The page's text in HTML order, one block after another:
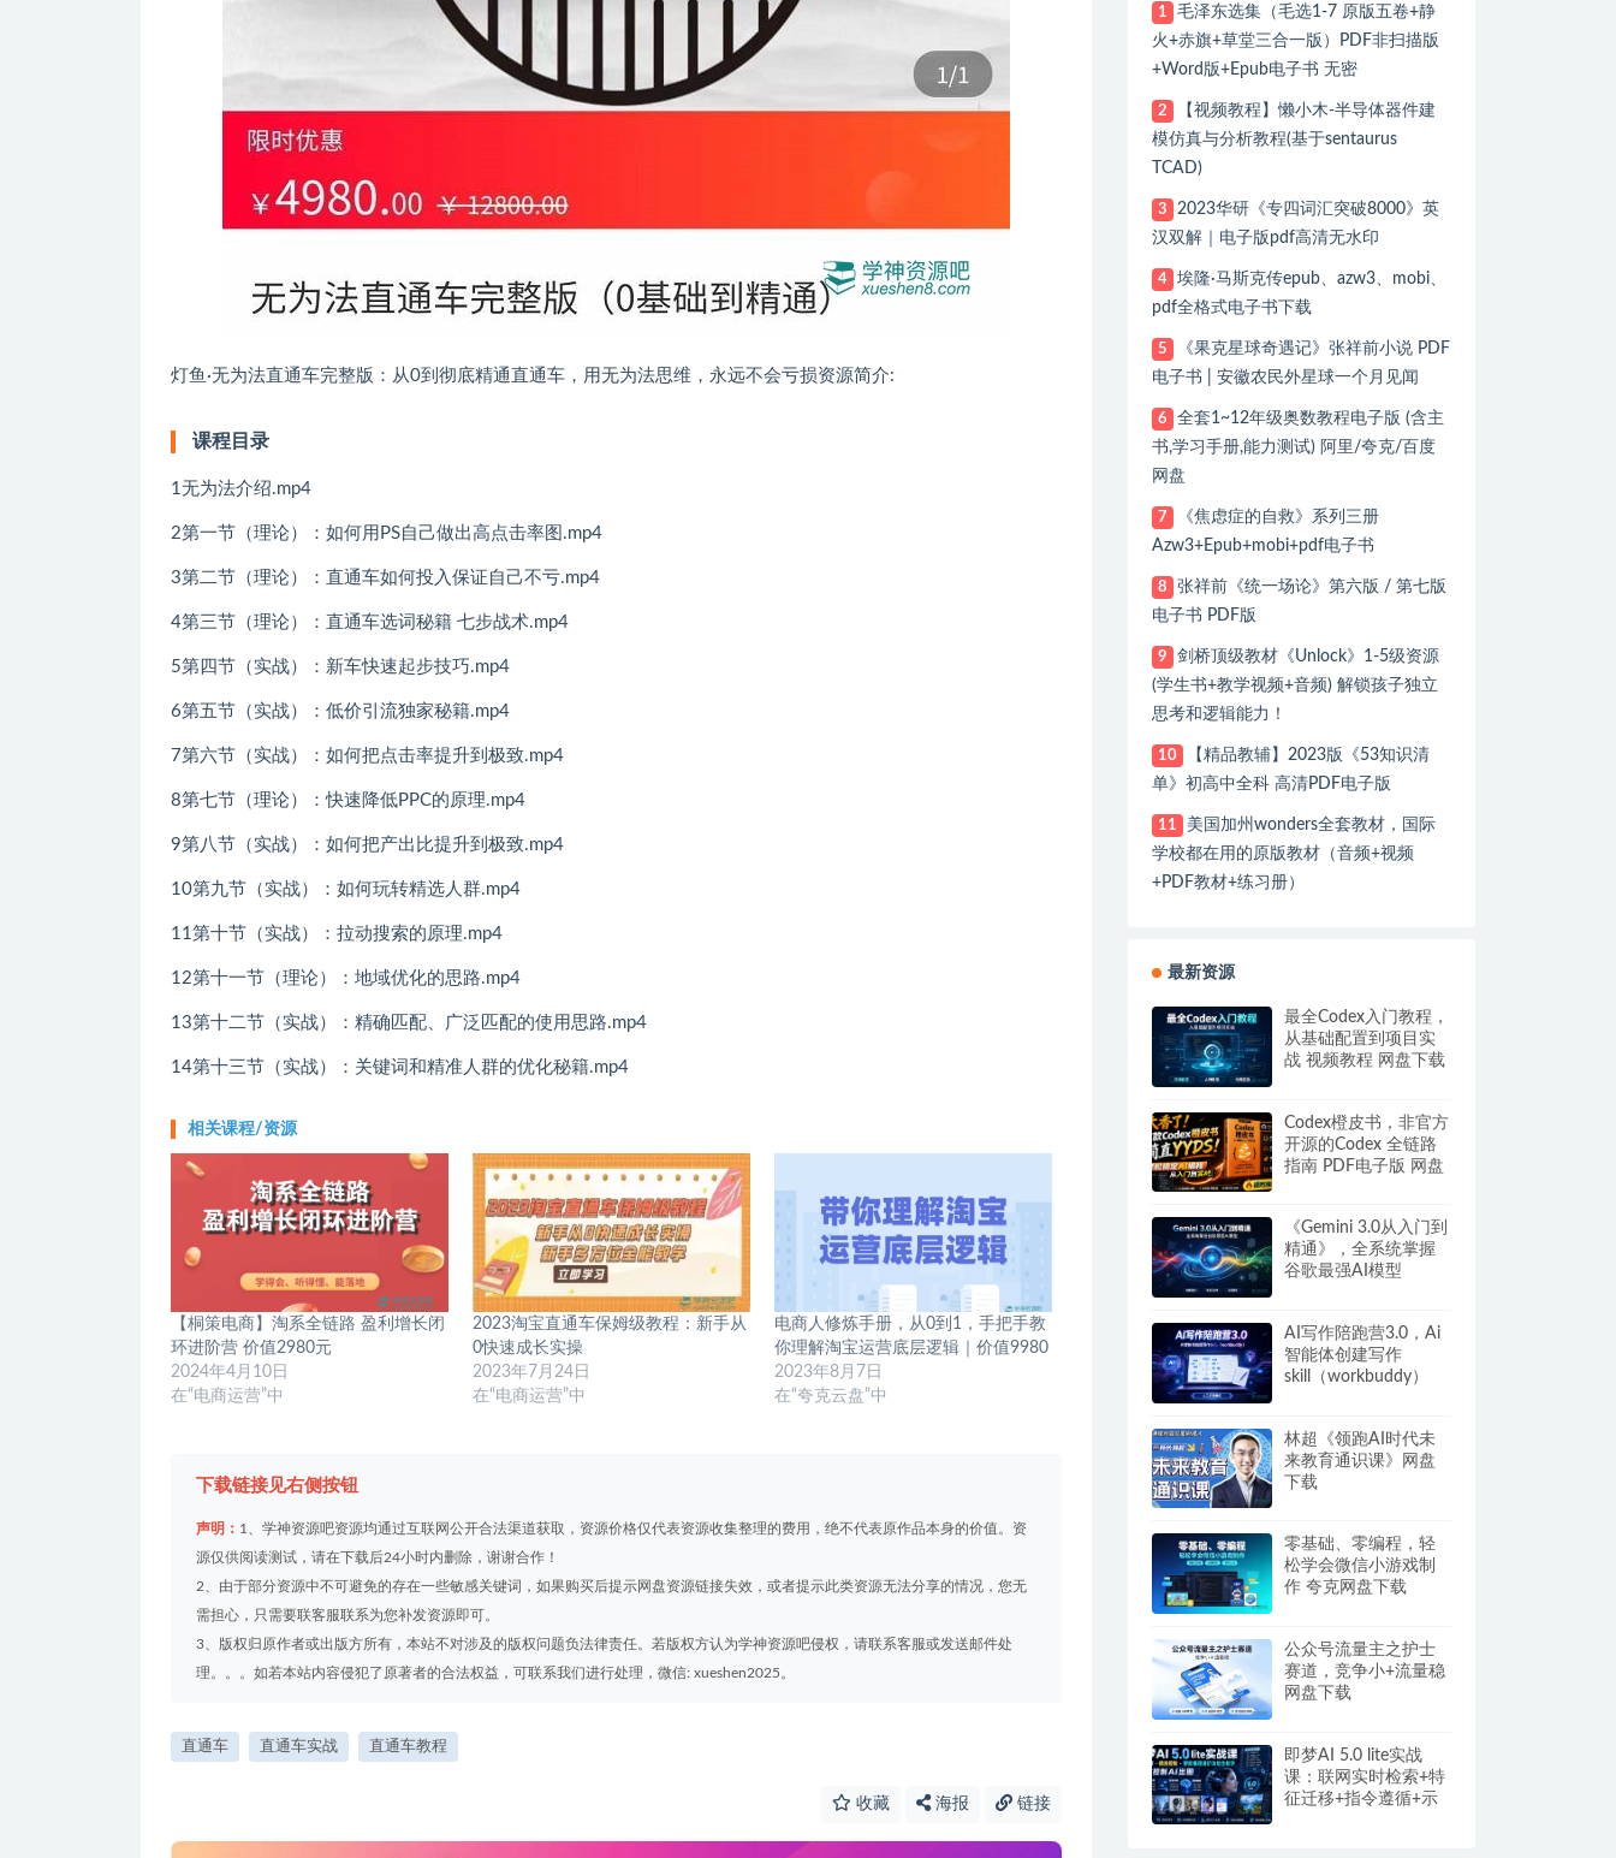
灯鱼·无为法直通车完整版：从0到彻底精通直通车，用无为法思维，永远不会亏损资源简介:
课程目录
1无为法介绍.mp4
2第一节（理论）：如何用PS自己做出高点击率图.mp4
3第二节（理论）：直通车如何投入保证自己不亏.mp4
4第三节（理论）：直通车选词秘籍 七步战术.mp4
5第四节（实战）：新车快速起步技巧.mp4
6第五节（实战）：低价引流独家秘籍.mp4
7第六节（实战）：如何把点击率提升到极致.mp4
8第七节（理论）：快速降低PPC的原理.mp4
9第八节（实战）：如何把产出比提升到极致.mp4
10第九节（实战）：如何玩转精选人群.mp4
11第十节（实战）：拉动搜索的原理.mp4
12第十一节（理论）：地域优化的思路.mp4
13第十二节（实战）：精确匹配、广泛匹配的使用思路.mp4
14第十三节（实战）：关键词和精准人群的优化秘籍.mp4
相关课程/资源
【桐策电商】淘系全链路 盈利增长闭
环进阶营 价值2980元
2024年4月10日
在“电商运营”中
2023淘宝直通车保姆级教程：新手从
0快速成长实操
2023年7月24日
在“电商运营”中
电商人修炼手册，从0到1，手把手教
你理解淘宝运营底层逻辑｜价值9980
2023年8月7日
在“夸克云盘”中
下载链接见右侧按钮
声明： 1、学神资源吧资源均通过互联网公开合法渠道获取，资源价格仅代表资源收集整理的费用，绝不代表原作品本身的价值。资
源仅供阅读测试，请在下载后24小时内删除，谢谢合作！
2、由于部分资源中不可避免的存在一些敏感关键词，如果购买后提示网盘资源链接失效，或者提示此类资源无法分享的情况，您无
需担心，只需要联客服联系为您补发资源即可。
3、版权归原作者或出版方所有，本站不对涉及的版权问题负法律责任。若版权方认为学神资源吧侵权，请联系客服或发送邮件处
理。。。如若本站内容侵犯了原著者的合法权益，可联系我们进行处理，微信: xueshen2025。
直通车 直通车实战 直通车教程
收藏 海报 链接
1
毛泽东选集（毛选1-7 原版五卷+静
火+赤旗+草堂三合一版）PDF非扫描版
+Word版+Epub电子书 无密
2
【视频教程】懒小木-半导体器件建
模仿真与分析教程(基于sentaurus
TCAD)
3
2023华研《专四词汇突破8000》英
汉双解｜电子版pdf高清无水印
4
埃隆·马斯克传epub、azw3、mobi、
pdf全格式电子书下载
5
《果克星球奇遇记》张祥前小说 PDF
电子书 | 安徽农民外星球一个月见闻
6
全套1~12年级奥数教程电子版 (含主
书,学习手册,能力测试) 阿里/夸克/百度
网盘
7
《焦虑症的自救》系列三册
Azw3+Epub+mobi+pdf电子书
8
张祥前《统一场论》第六版 / 第七版
电子书 PDF版
9
剑桥顶级教材《Unlock》1-5级资源
(学生书+教学视频+音频) 解锁孩子独立
思考和逻辑能力！
10
【精品教辅】2023版《53知识清
单》初高中全科 高清PDF电子版
11
美国加州wonders全套教材，国际
学校都在用的原版教材（音频+视频
+PDF教材+练习册）
最新资源
最全Codex入门教程，
从基础配置到项目实
战 视频教程 网盘下载
Codex橙皮书，非官方
开源的Codex 全链路
指南 PDF电子版 网盘
《Gemini 3.0从入门到
精通》，全系统掌握
谷歌最强AI模型
AI写作陪跑营3.0，Ai
智能体创建写作
skill（workbuddy）
林超《领跑AI时代未
来教育通识课》网盘
下载
零基础、零编程，轻
松学会微信小游戏制
作 夸克网盘下载
公众号流量主之护士
赛道，竞争小+流量稳
网盘下载
即梦AI 5.0 lite实战
课：联网实时检索+特
征迁移+指令遵循+示